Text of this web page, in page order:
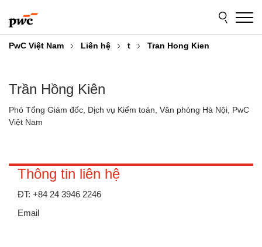
PwC Việt Nam Liên hệ t Tran Hong Kien
Trần Hồng Kiên
Phó Tổng Giám đốc, Dịch vụ Kiểm toán, Văn phòng Hà Nội, PwC
Việt Nam
Thông tin liên hệ
ĐT: +84 24 3946 2246
Email